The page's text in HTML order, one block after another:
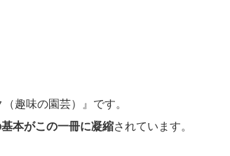
趣味の園芸）』です。
本がこの一冊に凝縮されています。